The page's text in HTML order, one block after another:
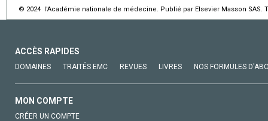
© 2024 l'Académie nationale de médecine. Publié par Elsevier Masson SAS.
ACCÈS RAPIDES
DOMAINES TRAITÉS EMC REVUES LIVRES NOS FORMULES
MON COMPTE
CRÉER UN COMPTE